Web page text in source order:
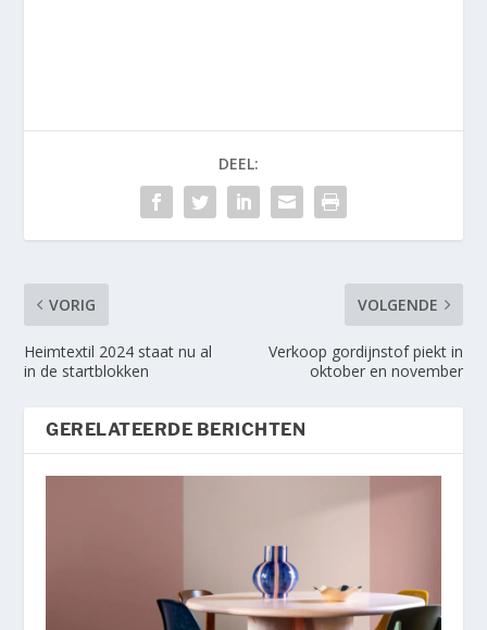
DEEL:
VORIG
Heimtextil 2024 staat nu al
in de startblokken
VOLGENDE
Verkoop gordijnstof piekt in
oktober en november
GERELATEERDE BERICHTEN